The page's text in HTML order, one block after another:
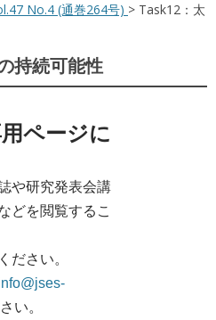
No.4 (通巻264号) > Task12：太
持続可能性
ページに
や研究発表会講
どを閲覧するこ
ださい。
い。